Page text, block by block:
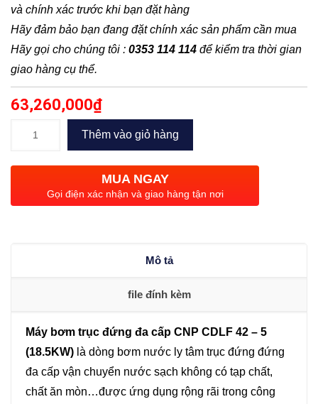
và chính xác trước khi bạn đặt hàng
Hãy đảm bảo bạn đang đặt chính xác sản phẩm cần mua
Hãy gọi cho chúng tôi : 0353 114 114 để kiểm tra thời gian
giao hàng cụ thể.
63,260,000₫
đứng
cấp
(18.5KW)
lượng
Thêm vào giỏ hàng
MUA NGAY
Gọi điện xác nhận và giao hàng tận nơi
Mô tả
file đính kèm
Máy bơm trục đứng đa cấp CNP CDLF 42 – 5
(18.5KW) là dòng bơm nước ly tâm trục đứng đứng
đa cấp vận chuyển nước sạch không có tạp chất,
chất ăn mòn…được ứng dụng rộng rãi trong công